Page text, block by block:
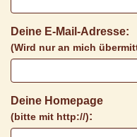
Deine E-Mail-Adresse:
(Wird nur an mich
Deine Homepage
(bitte mit http://):